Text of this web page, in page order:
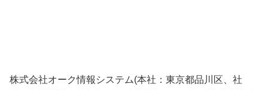
株式会社オーク情報システム(本社：東京都品川区、社